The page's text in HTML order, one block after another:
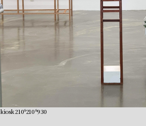
kiosk 210*210*930